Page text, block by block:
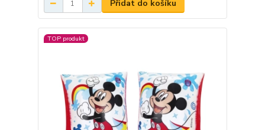
Přidat do košíku
TOP produkt